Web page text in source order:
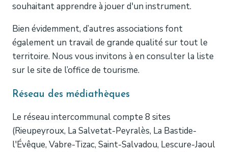
souhaitant apprendre à jouer d'un instrument.
Bien évidemment, d’autres associations font
également un travail de grande qualité sur tout le
territoire. Nous vous invitons à en consulter la liste
sur le site de l’office de tourisme.
Réseau des médiathèques
Le réseau intercommunal compte 8 sites
(Rieupeyroux, La Salvetat-Peyralès, La Bastide-
l'Évêque, Vabre-Tizac, Saint-Salvadou, Lescure-Jaoul